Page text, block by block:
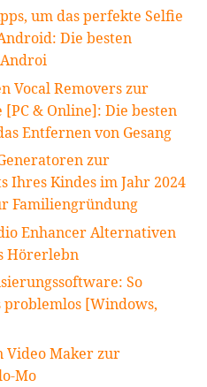
um das perfekte Selfie
Die besten
Vocal Removers zur
& Online]: Die besten
Entfernen von Gesang
zur
Ihres Kindes im Jahr 2024
Familiengründung
Enhancer Alternativen
Hörerlebn
So
problemlos [Windows,
Video Maker zur
Mo